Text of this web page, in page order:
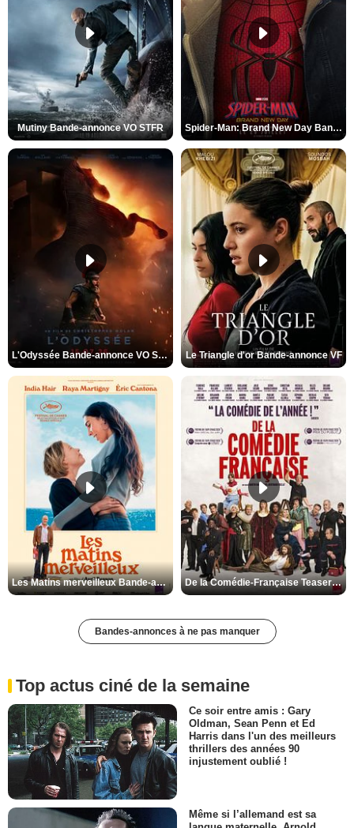
Mutiny Bande-annonce VO STFR Spider-Man: Brand New Day Bande-annonce VO STFR
L'Odyssée Bande-annonce VO STFR Le Triangle d'or Bande-annonce VF
Les Matins merveilleux Bande-annonce VF De la Comédie-Française Teaser VF
Bandes-annonces à ne pas manquer
Top actus ciné de la semaine
Ce soir entre amis : Gary
Oldman, Sean Penn et Ed
Harris dans l'un des meilleurs
thrillers des années 90
injustement oublié !
Même si l’allemand est sa